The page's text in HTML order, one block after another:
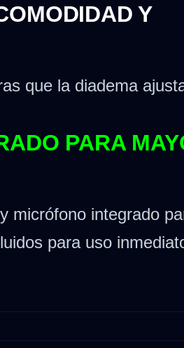
Y
que la diadema
PARA
micrófono integrado
para uso